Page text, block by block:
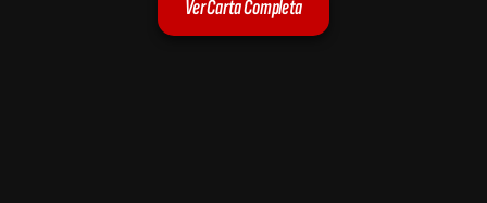
Ver Carta Completa